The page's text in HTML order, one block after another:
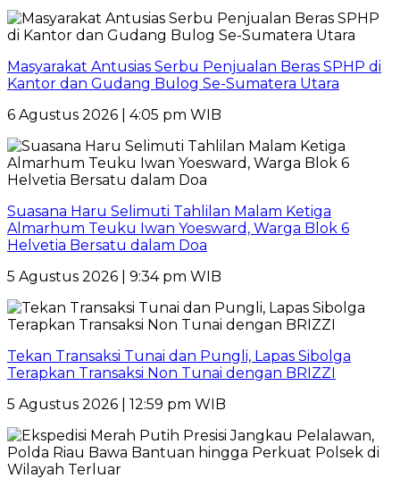
Masyarakat Antusias Serbu Penjualan Beras SPHP di
Kantor dan Gudang Bulog Se-Sumatera Utara
6 Agustus 2026 | 4:05 pm WIB
Suasana Haru Selimuti Tahlilan Malam Ketiga
Almarhum Teuku Iwan Yoesward, Warga Blok 6
Helvetia Bersatu dalam Doa
5 Agustus 2026 | 9:34 pm WIB
Tekan Transaksi Tunai dan Pungli, Lapas Sibolga
Terapkan Transaksi Non Tunai dengan BRIZZI
5 Agustus 2026 | 12:59 pm WIB